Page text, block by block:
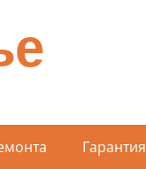
Гарантия